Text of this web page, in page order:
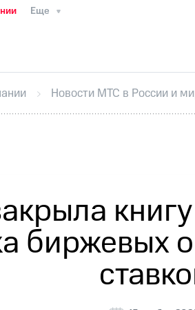
Еще
Интервью
секретарьРаскрытие
кабинет акционера
Новости МТС в России и
биржевых